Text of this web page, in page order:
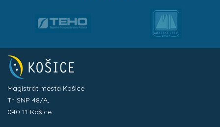
Magistrát mesta Košice
Tr. SNP 48/A,
040 11 Košice